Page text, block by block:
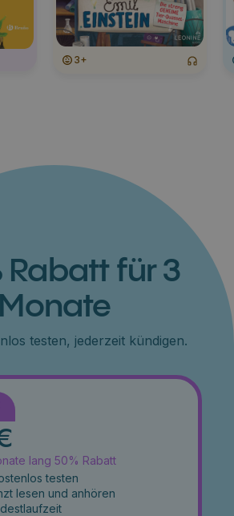
3+
Rabatt für 3
Monate
testen, jederzeit kündigen.
lang 50% Rabatt
testen
lesen und anhören